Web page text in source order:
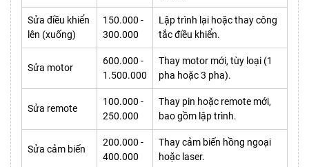
Sửa điều khiển
lên (xuống)
150.000 -
300.000
Lập trình lại hoặc thay công
tắc điều khiển.
Sửa motor
600.000 -
1.500.000
Thay motor mới, tùy loại (1
pha hoặc 3 pha).
Sửa remote
100.000 -
250.000
Thay pin hoặc remote mới,
bao gồm lập trình.
Sửa cảm biến
200.000 -
400.000
Thay cảm biến hồng ngoại
hoặc laser.